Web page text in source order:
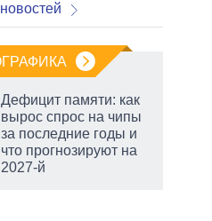
Дефицит памяти: как
вырос спрос на чипы
за последние годы и
что прогнозируют на
2027-й